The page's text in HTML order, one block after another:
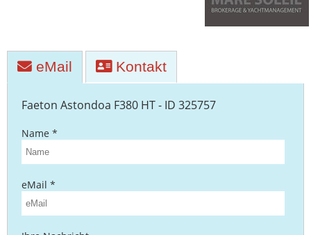
eMail Kontakt
Faeton Astondoa F380 HT - ID 325757
Name *
eMail *